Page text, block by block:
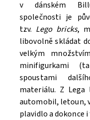
Souhlasím se
v dánském
společnosti je
tzv. Lego bricks,
libovolně skládat
velkým
minifigurkami
spoustami
materiálu. Z
automobil, letoun,
plavidlo a dokonce